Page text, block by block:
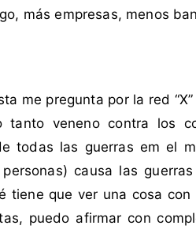
más empresas, menos
me pregunta por la red
tanto veneno contra los
todas las guerras em el
causa las
tiene que ver una cosa
puedo afirmar con